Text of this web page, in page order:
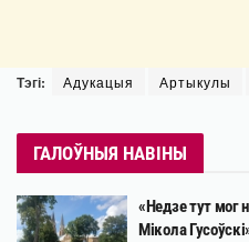
Тэгі: Адукацыя Артыкулы
ГАЛОЎНЫЯ НАВІНЫ
«Недзе тут мог
Мікола